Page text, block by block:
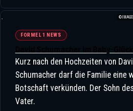
Robert Kubica: Der Unvollendete
Traum Und Das Zweite Leben
Rennsport-Legende
FORMEL 1 NEWS
Kurz nach den Hochzeiten von
Schumacher darf die Familie eine
Botschaft verkünden. Der Sohn
Vater.